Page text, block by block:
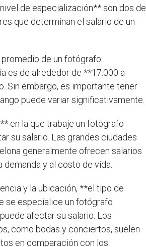
de especialización** son dos de
que determinan el salario de un
promedio de un fotógrafo
es de alrededor de **17.000 a
Sin embargo, es importante tener
puede variar significativamente.
en la que trabaje un fotógrafo
su salario. Las grandes ciudades
generalmente ofrecen salarios
demanda y al costo de vida.
y la ubicación, **el tipo de
se especialice un fotógrafo
afectar su salario. Los
como bodas y conciertos, suelen
en comparación con los